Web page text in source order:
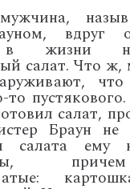
вдруг
в жизни
салат. Что ж,
то
салат,
Браун не
салата ему